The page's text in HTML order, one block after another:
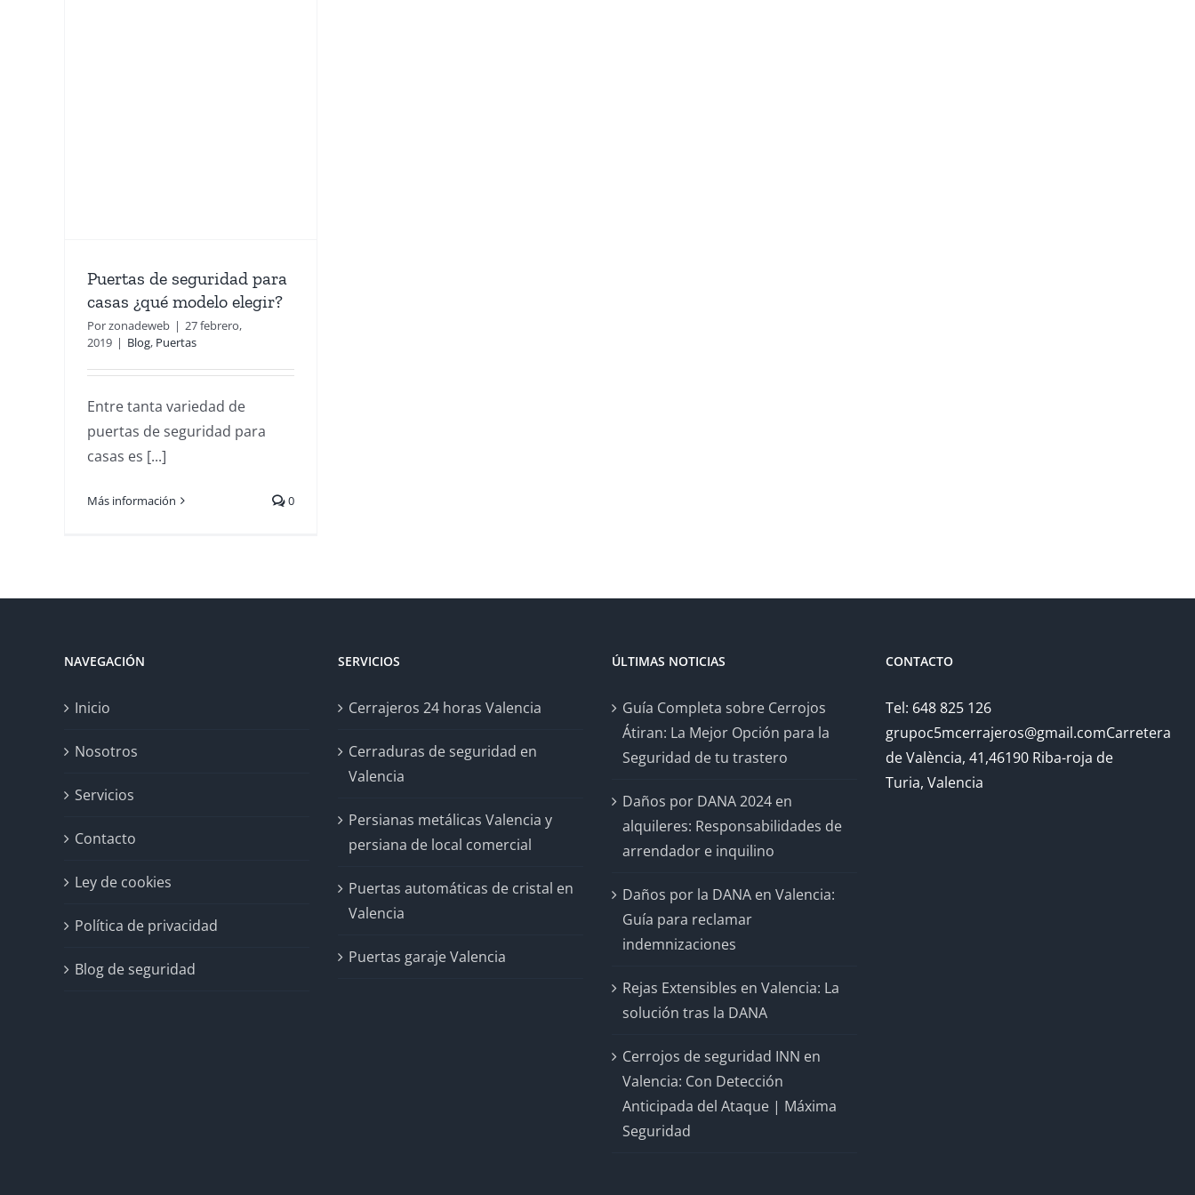
Puertas de seguridad para
casas ¿qué modelo elegir?
Porzonadeweb | 27 febrero,
2019 | Blog, Puertas
Entre tanta variedad de
puertas de seguridad para
casas es [...]
Más información 0
NAVEGACIÓN
Inicio
Nosotros
Servicios
Contacto
Ley de cookies
Política de privacidad
Blog de seguridad
SERVICIOS
Cerrajeros 24 horas Valencia
Cerraduras de seguridad en
Valencia
Persianas metálicas Valencia y
persiana de local comercial
Puertas automáticas de cristal en
Valencia
Puertas garaje Valencia
ÚLTIMAS NOTICIAS
Guía Completa sobre Cerrojos
Átiran: La Mejor Opción para la
Seguridad de tu trastero
Daños por DANA 2024 en
alquileres: Responsabilidades de
arrendador e inquilino
Daños por la DANA en Valencia:
Guía para reclamar
indemnizaciones
Rejas Extensibles en Valencia: La
solución tras la DANA
Cerrojos de seguridad INN en
Valencia: Con Detección
Anticipada del Ataque | Máxima
Seguridad
CONTACTO
Tel: 648 825 126
grupoc5mcerrajeros@gmail.comCarretera
de València, 41,46190 Riba-roja de
Turia, Valencia